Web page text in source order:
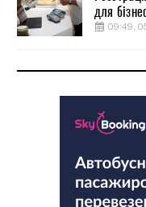
для
09:49,